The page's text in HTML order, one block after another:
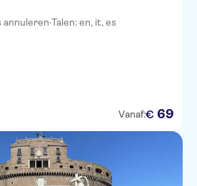
annuleren·Talen: en, it, es
Vanaf:€ 69